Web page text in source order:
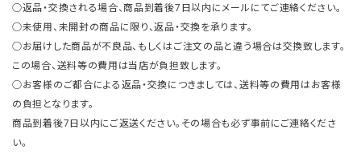
○返品・交換される場合、商品到着後7日以内にメールにてご連絡ください。
○未使用、未開封の商品に限り、返品・交換を承ります。
○お届けした商品が不良品、もしくはご注文の品と違う場合は交換致します。
この場合、送料等の費用は当店が負担致します。
○お客様のご都合による返品・交換につきましては、送料等の費用はお客様
の負担となります。
商品到着後7日以内にご返送ください。その場合も必ず事前にご連絡くださ
い。